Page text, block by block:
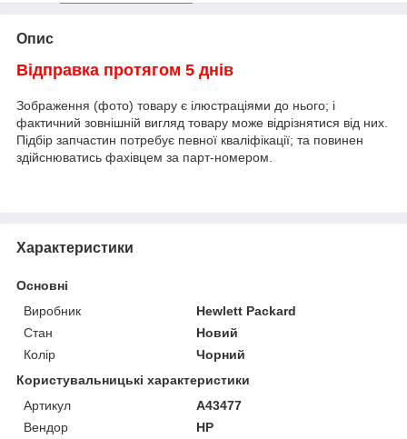
Опис
Відправка протягом 5 днів
Зображення (фото) товару є ілюстраціями до нього; і
фактичний зовнішній вигляд товару може відрізнятися від них.
Підбір запчастин потребує певної кваліфікації; та повинен
здійснюватись фахівцем за парт-номером.
Характеристики
Основні
Виробник
Hewlett Packard
Стан
Новий
Колір
Чорний
Користувальницькі характеристики
Артикул
A43477
Вендор
HP